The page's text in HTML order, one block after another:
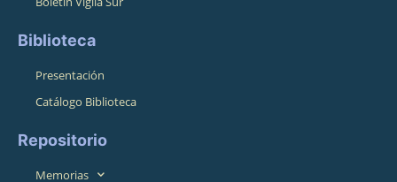
Biblioteca
Presentación
Catálogo Biblioteca
Repositorio
Memorias